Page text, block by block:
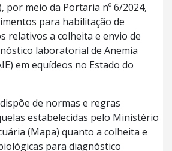
por meio da Portaria nº 6/2024,
para habilitação de
relativos a colheita e envio de
laboratorial de Anemia
em equídeos no Estado do
de normas e regras
estabelecidas pelo Ministério
(Mapa) quanto a colheita e
para diagnóstico